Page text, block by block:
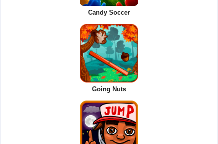
Candy Soccer
Going Nuts